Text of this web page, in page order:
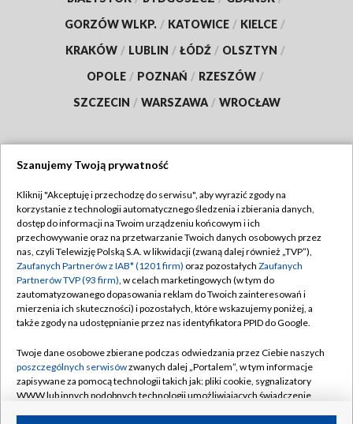
GORZÓW WLKP. / KATOWICE / KIELCE /
KRAKÓW / LUBLIN / ŁÓDŹ / OLSZTYN /
OPOLE / POZNAŃ / RZESZÓW /
SZCZECIN / WARSZAWA / WROCŁAW
TVP
Abonament TVP
Emisja w TVP
Centrum informacji TVP
Naziemna Telewizja Cyfrowa
Rada Programowa
System NOS
Informacje o nadawcy
Regulamin TVP
Polityka prywatności
Moje zgody
Pomoc
Kontakt
Kanały
Szanujemy Twoją prywatność
Kliknij "Akceptuję i przechodzę do serwisu", aby wyrazić zgody na
korzystanie z technologii automatycznego śledzenia i zbierania danych,
dostęp do informacji na Twoim urządzeniu końcowym i ich
przechowywanie oraz na przetwarzanie Twoich danych osobowych przez
nas, czyli Telewizję Polską S.A. w likwidacji (zwaną dalej również „TVP”),
Zaufanych Partnerów z IAB* (1201 firm) oraz pozostałych Zaufanych
Partnerów TVP (93 firm), w celach marketingowych (w tym do
zautomatyzowanego dopasowania reklam do Twoich zainteresowań i
mierzenia ich skuteczności) i pozostałych, które wskazujemy poniżej, a
także zgody na udostępnianie przez nas identyfikatora PPID do Google.
Twoje dane osobowe zbierane podczas odwiedzania przez Ciebie naszych
poszczególnych serwisówzwanych dalej „Portalem”, w tym informacje
zapisywane za pomocą technologii takich jak: pliki cookie, sygnalizatory
WWW lub innych podobnych technologii umożliwiających świadczenie